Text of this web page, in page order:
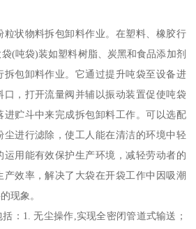
粒状物料拆包卸料作业。在塑料、橡胶行
(吨袋)装如塑料树脂、炭黑和食品添加剂
拆包卸料作业。它通过提升吨袋至设备进
口，打开流量阀并辅以振动装置促使吨袋
进贮斗中来完成拆包卸料工作。可以选配
尘进行滤除，使工人能在清洁的环境中轻
用能有效保护生产环境，减轻劳动者的
效率，解决了大袋在开袋工作中因吸潮
现象。
：1. 无尘操作,实现全密闭管道式输送；